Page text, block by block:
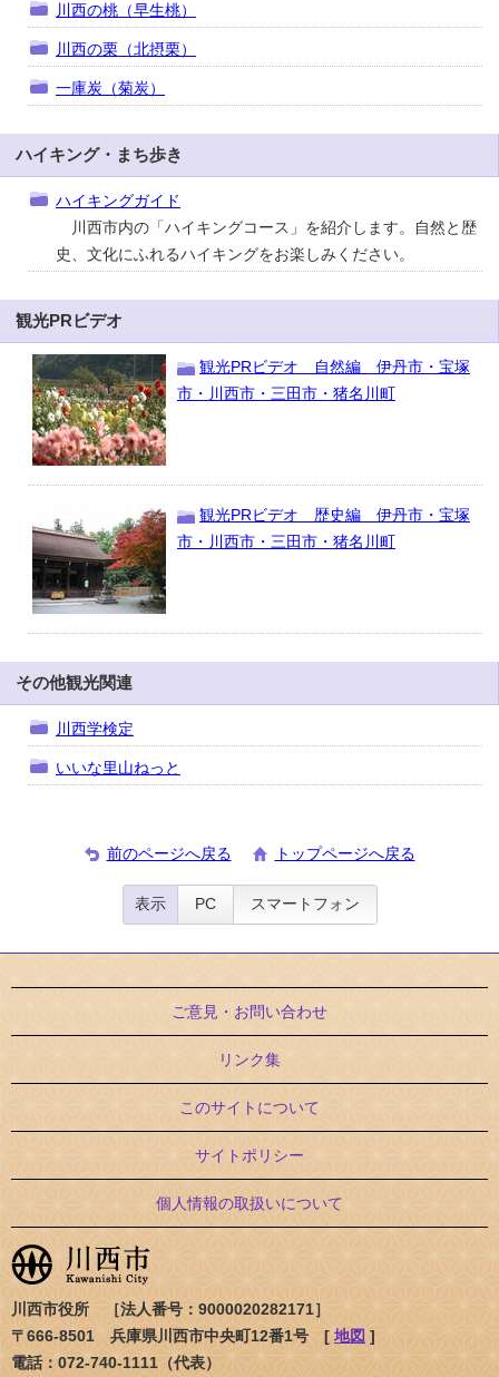
川西の桃（早生桃）
川西の栗（北摂栗）
一庫炭（菊炭）
ハイキング・まち歩き
ハイキングガイド
川西市内の「ハイキングコース」を紹介します。自然と歴
史、文化にふれるハイキングをお楽しみください。
観光PRビデオ
観光PRビデオ 自然編 伊丹市・宝塚
市・川西市・三田市・猪名川町
観光PRビデオ 歴史編 伊丹市・宝塚
市・川西市・三田市・猪名川町
その他観光関連
川西学検定
いいな里山ねっと
前のページへ戻る トップページへ戻る
表示 PC スマートフォン
ご意見・お問い合わせ
リンク集
このサイトについて
サイトポリシー
個人情報の取扱いについて
川西市役所 ［法人番号：9000020282171］
〒666-8501 兵庫県川西市中央町12番1号 [ 地図 ]
電話：072-740-1111（代表）